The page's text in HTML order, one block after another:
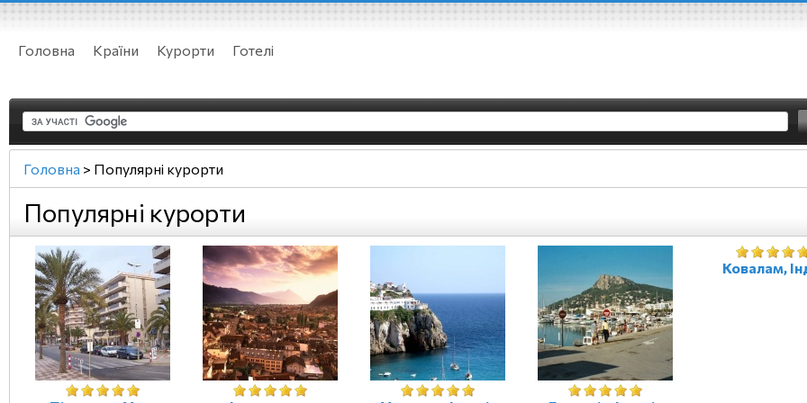
Головна Країни Курорти Готелі
Головна > Популярні курорти
Популярні курорти
Ковалам,